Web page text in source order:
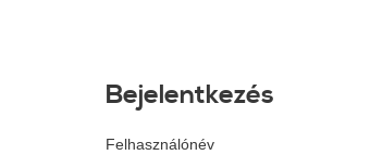
Bejelentkezés
Felhasználónév